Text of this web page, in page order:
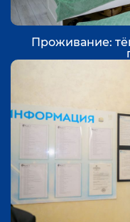
Проживание: